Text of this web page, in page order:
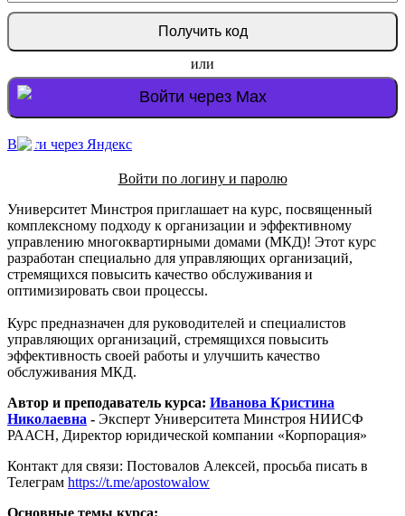
или
Войти через Max
Войти через Яндекс
Войти по логину и паролю
Университет Минстроя приглашает на курс, посвященный
комплексному подходу к организации и эффективному
управлению многоквартирными домами (МКД)! Этот курс
разработан специально для управляющих организаций,
стремящихся повысить качество обслуживания и
оптимизировать свои процессы.
Курс предназначен для руководителей и специалистов
управляющих организаций, стремящихся повысить
эффективность своей работы и улучшить качество
обслуживания МКД.
Автор и преподаватель курса: Иванова Кристина
Николаевна - Эксперт Университета Минстроя НИИСФ
РААСН, Директор юридической компании «Корпорация»
Контакт для связи: Постовалов Алексей, просьба писать в
Телеграм https://t.me/apostowalow
Основные темы курса: